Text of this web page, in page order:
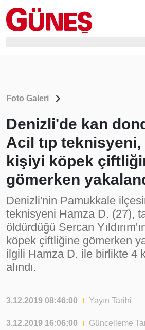
Foto Galeri
Denizli'de kan
Acil tıp
kişiyi köpek
gömerken
Denizli'nin Pamukkale
teknisyeni Hamza D. (27),
öldürdüğü Sercan
köpek çiftliğine gömerken
ilgili Hamza D. ile birlikte 4
alındı.
3.12.2019 08:46:00 Yayın Tarihi
3.12.2019 16:06:00 Güncelleme